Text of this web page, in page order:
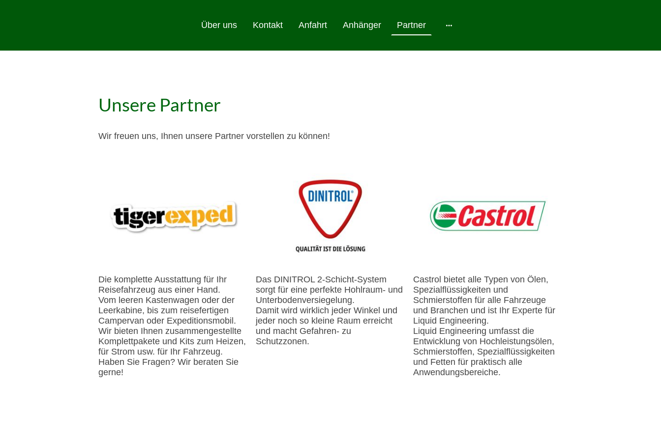
Über uns Kontakt Anfahrt Anhänger Partner
Unsere Partner
Wir freuen uns, Ihnen unsere Partner vorstellen zu können!
Die komplette Ausstattung für Ihr
Reisefahrzeug aus einer Hand.
Vom leeren Kastenwagen oder der
Leerkabine, bis zum reisefertigen
Campervan oder Expeditionsmobil.
Wir bieten Ihnen zusammengestellte
Komplettpakete und Kits zum Heizen,
für Strom usw. für Ihr Fahrzeug.
Haben Sie Fragen? Wir beraten Sie
gerne!
Das DINITROL 2-Schicht-System
sorgt für eine perfekte Hohlraum- und
Unterbodenversiegelung.
Damit wird wirklich jeder Winkel und
jeder noch so kleine Raum erreicht
und macht Gefahren- zu
Schutzzonen.
Castrol bietet alle Typen von Ölen,
Spezialflüssigkeiten und
Schmierstoffen für alle Fahrzeuge
und Branchen und ist Ihr Experte für
Liquid Engineering.
Liquid Engineering umfasst die
Entwicklung von Hochleistungsölen,
Schmierstoffen, Spezialflüssigkeiten
und Fetten für praktisch alle
Anwendungsbereiche.